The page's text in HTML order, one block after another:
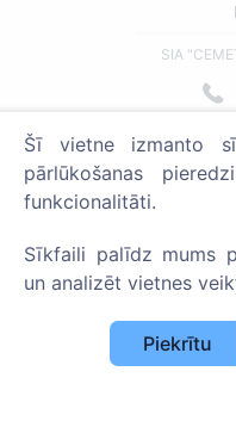
SIA
© 2013 - 2026
Privātuma
Šī vietne izmanto
pārlūkošanas
funkcionalitāti.
Sīkfaili palīdz mums
un analizēt vietnes
Piekrītu